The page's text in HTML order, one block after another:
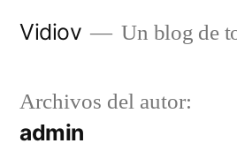
Vidiov Un blog de
Archivos del autor:
admin